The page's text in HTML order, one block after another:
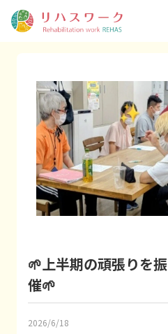
🌱上半期の頑張りを
催🌱
2026/6/18